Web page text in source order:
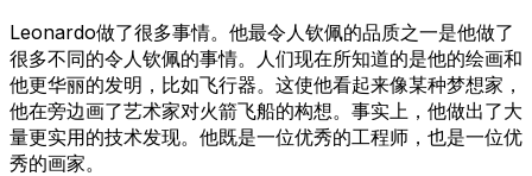
Leonardo做了很多事情。他最令人钦佩的品质之一是他做了
很多不同的令人钦佩的事情。人们现在所知道的是他的绘画和
他更华丽的发明，比如飞行器。这使他看起来像某种梦想家，
他在旁边画了艺术家对火箭飞船的构想。事实上，他做出了大
量更实用的技术发现。他既是一位优秀的工程师，也是一位优
秀的画家。